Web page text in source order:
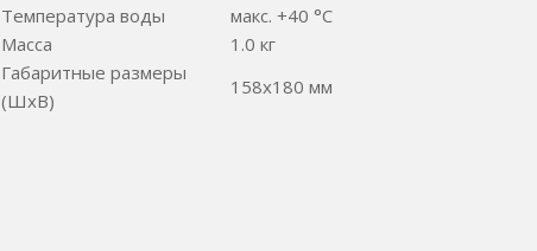
Температура воды
макс. +40 °C
Масса
1.0 кг
Габаритные размеры
(ШxВ)
158x180 мм